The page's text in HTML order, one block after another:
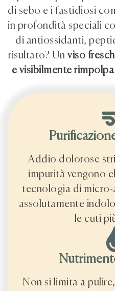
di sebo e i fastidiosi
in profondità speciali
di antiossidanti,
risultato? Unviso
e visibilmente
Addio dolorose
impurità vengono
tecnologia di micro-
assolutamente
le cuti
Non si limita a